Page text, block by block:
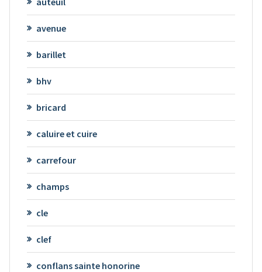
avenue
barillet
bhv
bricard
caluire et cuire
carrefour
champs
cle
clef
conflans sainte honorine